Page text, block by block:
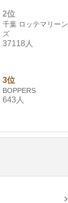
2位
千葉 ロッテマリーン
ズ
37118人
3位
BOPPERS
643人